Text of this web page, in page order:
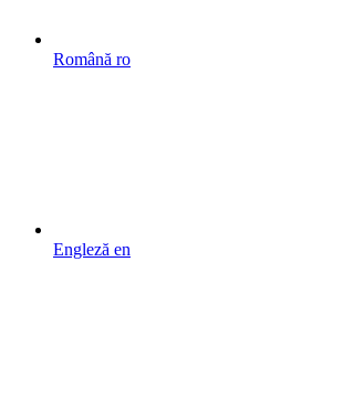
Română ro
Engleză en